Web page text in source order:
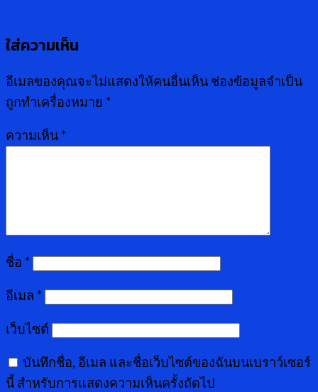
ใส่ความเห็น
อีเมลของคุณจะไม่แสดงให้คนอื่นเห็น ช่องข้อมูลจำเป็น
ถูกทำเครื่องหมาย *
ความเห็น *
ชื่อ *
อีเมล *
เว็บไซต์
บันทึกชื่อ, อีเมล และชื่อเว็บไซต์ของฉันบนเบราว์เซอร์
นี้ สำหรับการแสดงความเห็นครั้งถัดไป